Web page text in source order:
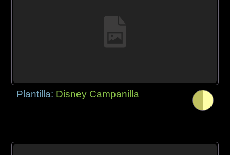
Plantilla: Disney Campanilla